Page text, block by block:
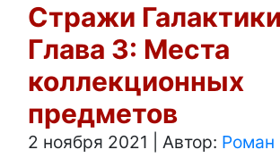
Стражи
Глава 3: Места
коллекционных
предметов
2 ноября 2021 Автор: Роман